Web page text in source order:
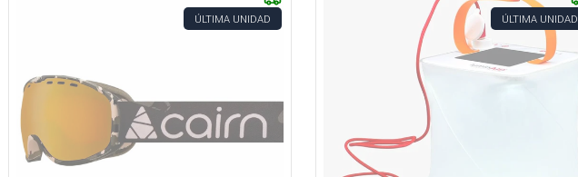
ÚLTIMA UNIDAD ÚLTIMA UNIDAD